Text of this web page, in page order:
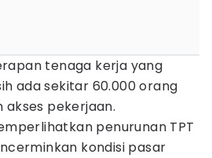
tenaga kerja yang
ada sekitar 60.000 orang
pekerjaan.
penurunan TPT
kondisi pasar